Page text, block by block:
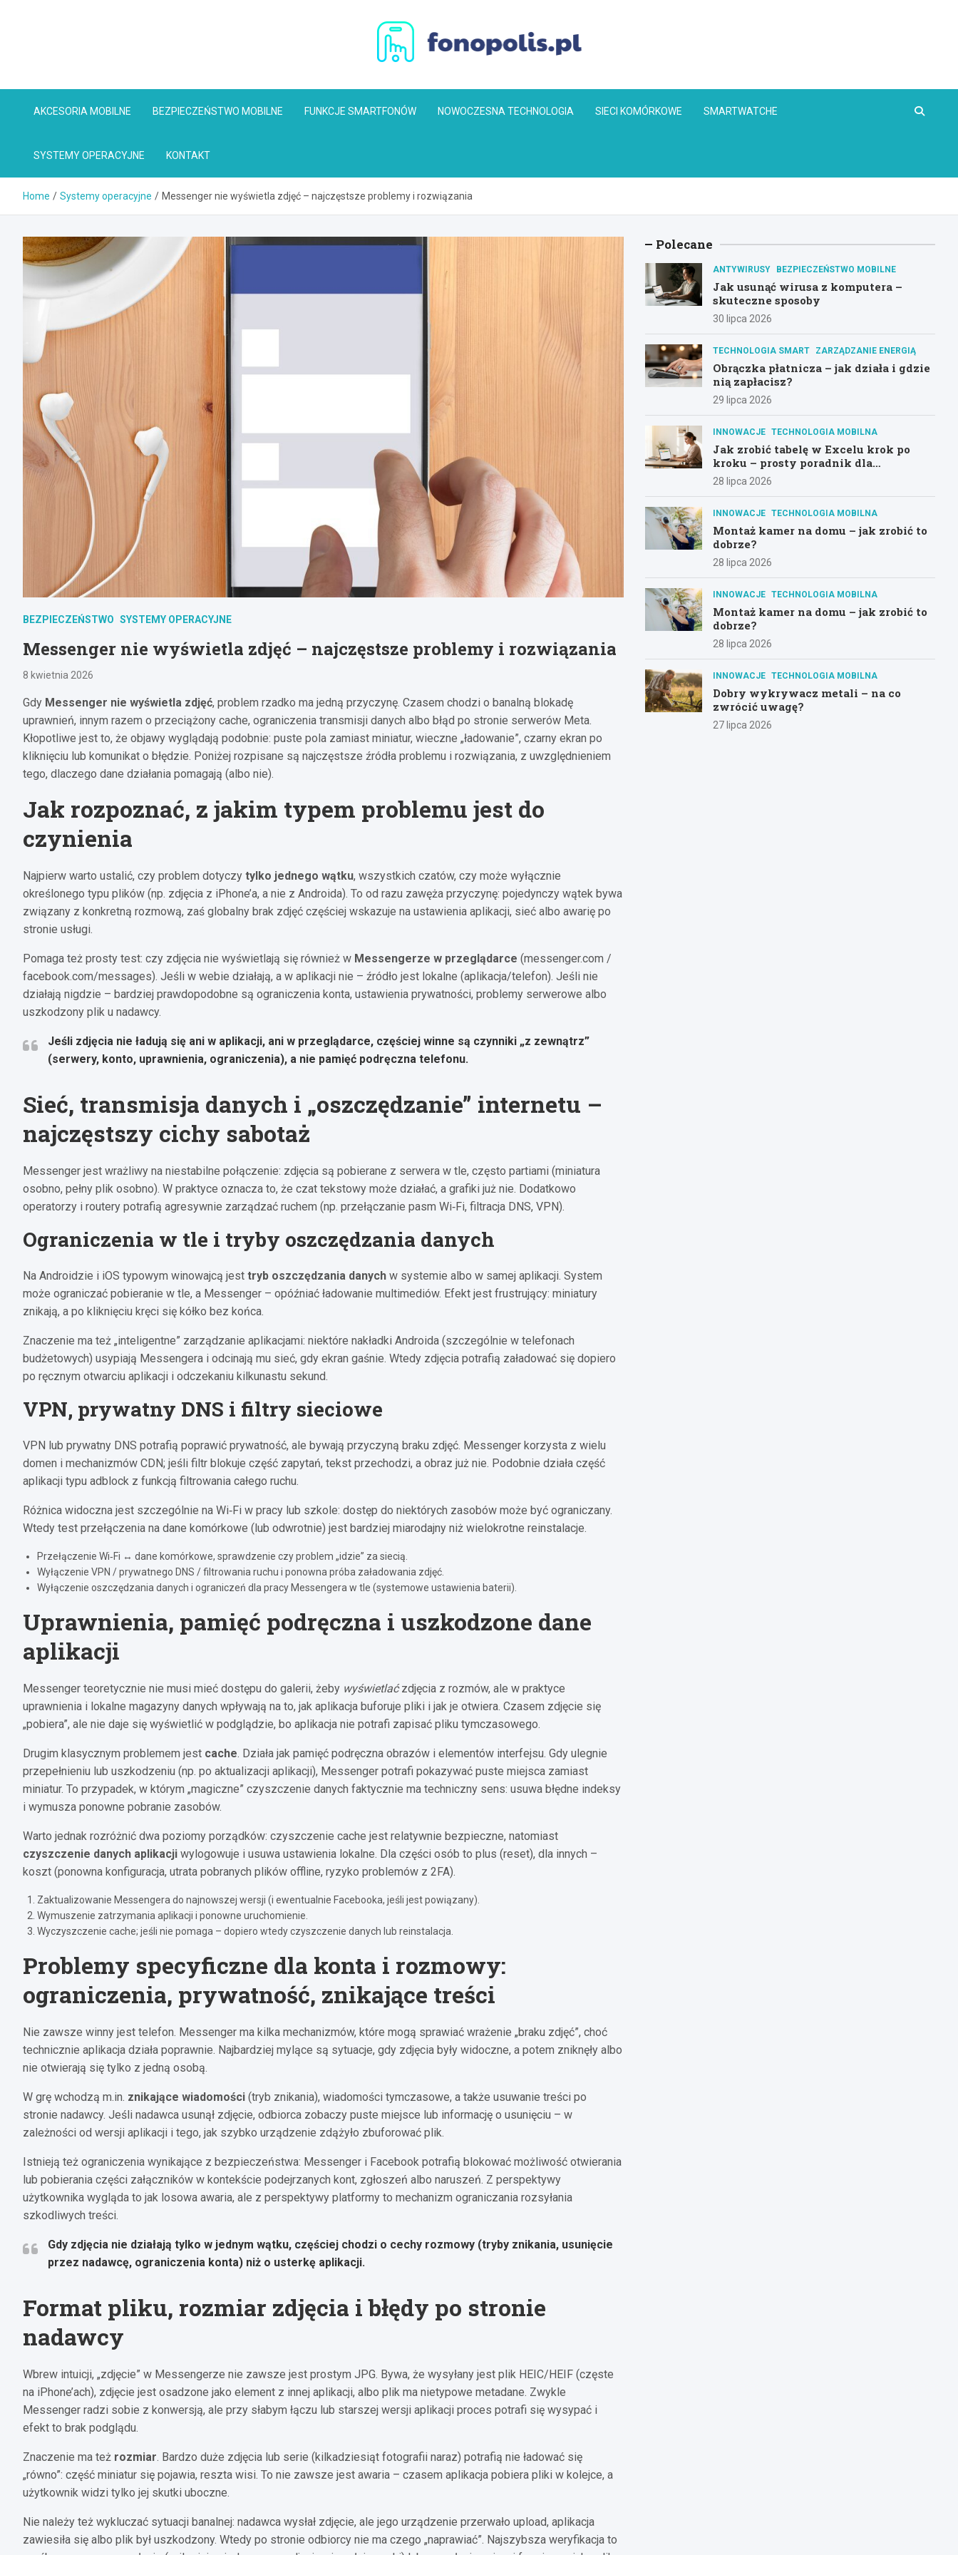
Fonopolis.pl
AKCESORIA MOBILNE BEZPIECZEŃSTWO MOBILNE FUNKCJE SMARTFONÓW NOWOCZESNA TECHNOLOGIA SIECI KOMÓRKOWE SMARTWATCHE
SYSTEMY OPERACYJNE KONTAKT
Home Systemy operacyjne Messenger nie wyświetla zdjęć – najczęstsze problemy i rozwiązania
BEZPIECZEŃSTWO SYSTEMY OPERACYJNE
Messenger nie wyświetla zdjęć – najczęstsze problemy i rozwiązania
8 kwietnia 2026
Gdy Messenger nie wyświetla zdjęć, problem rzadko ma jedną przyczynę. Czasem chodzi o banalną blokadę
uprawnień, innym razem o przeciążony cache, ograniczenia transmisji danych albo błąd po stronie serwerów Meta.
Kłopotliwe jest to, że objawy wyglądają podobnie: puste pola zamiast miniatur, wieczne „ładowanie”, czarny ekran po
kliknięciu lub komunikat o błędzie. Poniżej rozpisane są najczęstsze źródła problemu i rozwiązania, z uwzględnieniem
tego, dlaczego dane działania pomagają (albo nie).
Jak rozpoznać, z jakim typem problemu jest do
czynienia
Najpierw warto ustalić, czy problem dotyczy tylko jednego wątku, wszystkich czatów, czy może wyłącznie
określonego typu plików (np. zdjęcia z iPhone’a, a nie z Androida). To od razu zawęża przyczynę: pojedynczy wątek bywa
związany z konkretną rozmową, zaś globalny brak zdjęć częściej wskazuje na ustawienia aplikacji, sieć albo awarię po
stronie usługi.
Pomaga też prosty test: czy zdjęcia nie wyświetlają się również w Messengerze w przeglądarce (messenger.com /
facebook.com/messages). Jeśli w webie działają, a w aplikacji nie – źródło jest lokalne (aplikacja/telefon). Jeśli nie
działają nigdzie – bardziej prawdopodobne są ograniczenia konta, ustawienia prywatności, problemy serwerowe albo
uszkodzony plik u nadawcy.
Jeśli zdjęcia nie ładują się ani w aplikacji, ani w przeglądarce, częściej winne są czynniki „z zewnątrz”
(serwery, konto, uprawnienia, ograniczenia), a nie pamięć podręczna telefonu.
Sieć, transmisja danych i „oszczędzanie” internetu –
najczęstszy cichy sabotaż
Messenger jest wrażliwy na niestabilne połączenie: zdjęcia są pobierane z serwera w tle, często partiami (miniatura
osobno, pełny plik osobno). W praktyce oznacza to, że czat tekstowy może działać, a grafiki już nie. Dodatkowo
operatorzy i routery potrafią agresywnie zarządzać ruchem (np. przełączanie pasm Wi‑Fi, filtracja DNS, VPN).
Ograniczenia w tle i tryby oszczędzania danych
Na Androidzie i iOS typowym winowajcą jest tryb oszczędzania danych w systemie albo w samej aplikacji. System
może ograniczać pobieranie w tle, a Messenger – opóźniać ładowanie multimediów. Efekt jest frustrujący: miniatury
znikają, a po kliknięciu kręci się kółko bez końca.
Znaczenie ma też „inteligentne” zarządzanie aplikacjami: niektóre nakładki Androida (szczególnie w telefonach
budżetowych) usypiają Messengera i odcinają mu sieć, gdy ekran gaśnie. Wtedy zdjęcia potrafią załadować się dopiero
po ręcznym otwarciu aplikacji i odczekaniu kilkunastu sekund.
VPN, prywatny DNS i filtry sieciowe
VPN lub prywatny DNS potrafią poprawić prywatność, ale bywają przyczyną braku zdjęć. Messenger korzysta z wielu
domen i mechanizmów CDN; jeśli filtr blokuje część zapytań, tekst przechodzi, a obraz już nie. Podobnie działa część
aplikacji typu adblock z funkcją filtrowania całego ruchu.
Różnica widoczna jest szczególnie na Wi‑Fi w pracy lub szkole: dostęp do niektórych zasobów może być ograniczany.
Wtedy test przełączenia na dane komórkowe (lub odwrotnie) jest bardziej miarodajny niż wielokrotne reinstalacje.
Przełączenie Wi‑Fi ↔ dane komórkowe, sprawdzenie czy problem „idzie” za siecią.
Wyłączenie VPN / prywatnego DNS / filtrowania ruchu i ponowna próba załadowania zdjęć.
Wyłączenie oszczędzania danych i ograniczeń dla pracy Messengera w tle (systemowe ustawienia baterii).
Uprawnienia, pamięć podręczna i uszkodzone dane
aplikacji
Messenger teoretycznie nie musi mieć dostępu do galerii, żeby wyświetlaćzdjęcia z rozmów, ale w praktyce
uprawnienia i lokalne magazyny danych wpływają na to, jak aplikacja buforuje pliki i jak je otwiera. Czasem zdjęcie się
„pobiera”, ale nie daje się wyświetlić w podglądzie, bo aplikacja nie potrafi zapisać pliku tymczasowego.
Drugim klasycznym problemem jest cache. Działa jak pamięć podręczna obrazów i elementów interfejsu. Gdy ulegnie
przepełnieniu lub uszkodzeniu (np. po aktualizacji aplikacji), Messenger potrafi pokazywać puste miejsca zamiast
miniatur. To przypadek, w którym „magiczne” czyszczenie danych faktycznie ma techniczny sens: usuwa błędne indeksy
i wymusza ponowne pobranie zasobów.
Warto jednak rozróżnić dwa poziomy porządków: czyszczenie cache jest relatywnie bezpieczne, natomiast
czyszczenie danych aplikacji wylogowuje i usuwa ustawienia lokalne. Dla części osób to plus (reset), dla innych –
koszt (ponowna konfiguracja, utrata pobranych plików offline, ryzyko problemów z 2FA).
Zaktualizowanie Messengera do najnowszej wersji (i ewentualnie Facebooka, jeśli jest powiązany).
Wymuszenie zatrzymania aplikacji i ponowne uruchomienie.
Wyczyszczenie cache; jeśli nie pomaga – dopiero wtedy czyszczenie danych lub reinstalacja.
Problemy specyficzne dla konta i rozmowy:
ograniczenia, prywatność, znikające treści
Nie zawsze winny jest telefon. Messenger ma kilka mechanizmów, które mogą sprawiać wrażenie „braku zdjęć”, choć
technicznie aplikacja działa poprawnie. Najbardziej mylące są sytuacje, gdy zdjęcia były widoczne, a potem zniknęły albo
nie otwierają się tylko z jedną osobą.
W grę wchodzą m.in. znikające wiadomości (tryb znikania), wiadomości tymczasowe, a także usuwanie treści po
stronie nadawcy. Jeśli nadawca usunął zdjęcie, odbiorca zobaczy puste miejsce lub informację o usunięciu – w
zależności od wersji aplikacji i tego, jak szybko urządzenie zdążyło zbuforować plik.
Istnieją też ograniczenia wynikające z bezpieczeństwa: Messenger i Facebook potrafią blokować możliwość otwierania
lub pobierania części załączników w kontekście podejrzanych kont, zgłoszeń albo naruszeń. Z perspektywy
użytkownika wygląda to jak losowa awaria, ale z perspektywy platformy to mechanizm ograniczania rozsyłania
szkodliwych treści.
Gdy zdjęcia nie działają tylko w jednym wątku, częściej chodzi o cechy rozmowy (tryby znikania, usunięcie
przez nadawcę, ograniczenia konta) niż o usterkę aplikacji.
Format pliku, rozmiar zdjęcia i błędy po stronie
nadawcy
Wbrew intuicji, „zdjęcie” w Messengerze nie zawsze jest prostym JPG. Bywa, że wysyłany jest plik HEIC/HEIF (częste
na iPhone’ach), zdjęcie jest osadzone jako element z innej aplikacji, albo plik ma nietypowe metadane. Zwykle
Messenger radzi sobie z konwersją, ale przy słabym łączu lub starszej wersji aplikacji proces potrafi się wysypać i
efekt to brak podglądu.
Znaczenie ma też rozmiar. Bardzo duże zdjęcia lub serie (kilkadziesiąt fotografii naraz) potrafią nie ładować się
„równo”: część miniatur się pojawia, reszta wisi. To nie zawsze jest awaria – czasem aplikacja pobiera pliki w kolejce, a
użytkownik widzi tylko jej skutki uboczne.
Nie należy też wykluczać sytuacji banalnej: nadawca wysłał zdjęcie, ale jego urządzenie przerwało upload, aplikacja
zawiesiła się albo plik był uszkodzony. Wtedy po stronie odbiorcy nie ma czego „naprawiać”. Najszybsza weryfikacja to
Polecane
ANTYWIRUSY BEZPIECZEŃSTWO MOBILNE
Jak usunąć wirusa z komputera –
skuteczne sposoby
30 lipca 2026
TECHNOLOGIA SMART ZARZĄDZANIE ENERGIĄ
Obrączka płatnicza – jak działa i gdzie
nią zapłacisz?
29 lipca 2026
INNOWACJE TECHNOLOGIA MOBILNA
Jak zrobić tabelę w Excelu krok po
kroku – prosty poradnik dla
początkujących
28 lipca 2026
INNOWACJE TECHNOLOGIA MOBILNA
Montaż kamer na domu – jak zrobić to
dobrze?
28 lipca 2026
INNOWACJE TECHNOLOGIA MOBILNA
Montaż kamer na domu – jak zrobić to
dobrze?
28 lipca 2026
INNOWACJE TECHNOLOGIA MOBILNA
Dobry wykrywacz metali – na co
zwrócić uwagę?
27 lipca 2026